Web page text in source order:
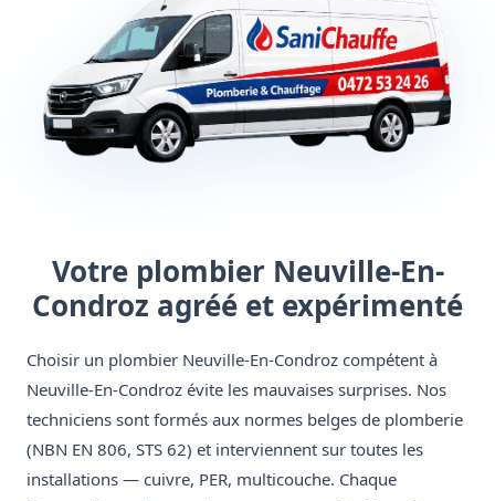
Votre plombier Neuville-En-
Condroz agréé et expérimenté
Choisir un plombier Neuville-En-Condroz compétent à
Neuville-En-Condroz évite les mauvaises surprises. Nos
techniciens sont formés aux normes belges de plomberie
(NBN EN 806, STS 62) et interviennent sur toutes les
installations — cuivre, PER, multicouche. Chaque